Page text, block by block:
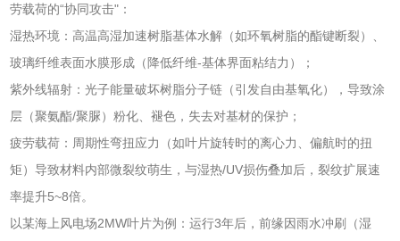
劳载荷的“协同攻击"：
湿热环境：高温高湿加速树脂基体水解（如环氧树脂的酯键断裂）、
玻璃纤维表面水膜形成（降低纤维-基体界面粘结力）；
紫外线辐射：光子能量破坏树脂分子链（引发自由基氧化），导致涂
层（聚氨酯/聚脲）粉化、褪色，失去对基材的保护；
疲劳载荷：周期性弯扭应力（如叶片旋转时的离心力、偏航时的扭
矩）导致材料内部微裂纹萌生，与湿热/UV损伤叠加后，裂纹扩展速
率提升5~8倍。
以某海上风电场2MW叶片为例：运行3年后，前缘因雨水冲刷（湿